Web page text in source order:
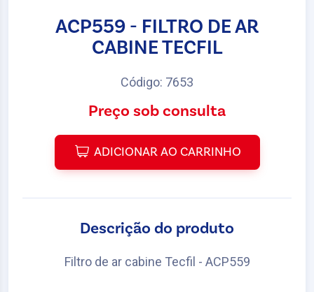
ACP559 - FILTRO DE AR
CABINE TECFIL
Código: 7653
Preço sob consulta
ADICIONAR AO CARRINHO
Descrição do produto
Filtro de ar cabine Tecfil - ACP559